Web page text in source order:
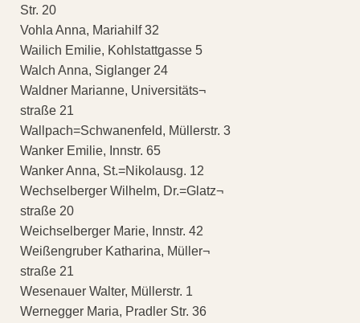
Str. 20
Vohla Anna, Mariahilf 32
Wailich Emilie, Kohlstattgasse 5
Walch Anna, Siglanger 24
Waldner Marianne, Universitäts¬
straße 21
Wallpach=Schwanenfeld, Müllerstr. 3
Wanker Emilie, Innstr. 65
Wanker Anna, St.=Nikolausg. 12
Wechselberger Wilhelm, Dr.=Glatz¬
straße 20
Weichselberger Marie, Innstr. 42
Weißengruber Katharina, Müller¬
straße 21
Wesenauer Walter, Müllerstr. 1
Wernegger Maria, Pradler Str. 36